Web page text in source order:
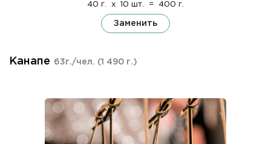
40 г. x 10 шт. = 400 г.
Заменить
Канапе 63г./чел. (1 490 г.)